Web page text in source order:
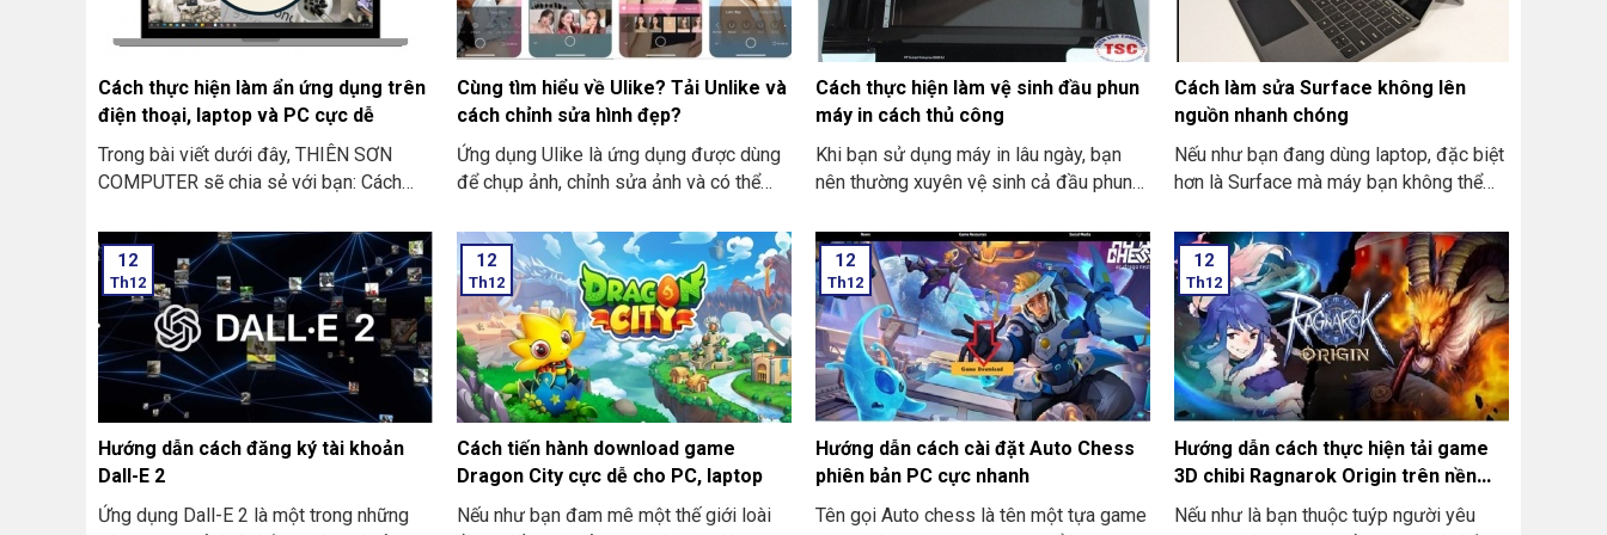
SƠN COMPUTER sẽ hướng dẫn việc
sửa lỗi BCD, Winload.exe hoặc
Windows cho bạn nhé.
quả nhất. Nó không những giúp tắt dễ
dàng. Mà bạn còn có thể thích bật nó lên
bất cứ lúc nào bạn muốn với chỉ cần 1
lần nhấp chuột mà thôi.
Cách thực hiện làm ẩn ứng dụng trên
điện thoại, laptop và PC cực dễ
Trong bài viết dưới đây, THIÊN SƠN
COMPUTER sẽ chia sẻ với bạn: Cách
thoại, laptop và PC cực dễ
Cùng tìm hiểu về Ulike? Tải Unlike và
cách chỉnh sửa hình đẹp?
Ứng dụng Ulike là ứng dụng được dùng
để chụp ảnh, chỉnh sửa ảnh và có thể
triệu người tải về và sử dụng để tạo ra
những bức ảnh cực lung linh, làn da cực
mịn màng, đôi mắt thì to tròn rất đẹp
cùng với chiếc cằm thon gọn Vline. Cùng
THIÊN SƠN COMPUTER cùng tìm hiểu
về Ulike? Tải Unlike và cách chỉnh sửa
hình đẹp?
Cách thực hiện làm vệ sinh đầu phun
máy in cách thủ công
Khi bạn sử dụng máy in lâu ngày, bạn
nên thường xuyên vệ sinh cả đầu phun
đầu phun máy in cách thủ công như nào,
hãy cùng THIÊN SƠN COMPUTER xem
thực hiện chi tiết ở dưới đây nhé.
Cách làm sửa Surface không lên
nguồn nhanh chóng
Nếu như bạn đang dùng laptop, đặc biệt
hơn là Surface mà máy bạn không thể
thì bạn đừng nên hoang mang lo lắng
quá. Cùng Thiên Sơn Computer tìm hiểu
Cách làm sửa Surface không lên nguồn
nhanh chóng.
12
Th12
Hướng dẫn cách đăng ký tài khoản
Dall-E 2
Ứng dụng Dall-E 2 là một trong những
12
Th12
Cách tiến hành download game
Dragon City cực dễ cho PC, laptop
Nếu như bạn đam mê một thế giới loài
12
Th12
Hướng dẫn cách cài đặt Auto Chess
phiên bản PC cực nhanh
Tên gọi Auto chess là tên một tựa game
12
Th12
Hướng dẫn cách thực hiện tải game
3D chibi Ragnarok Origin trên nền
tảng PC, Laptop
Nếu như là bạn thuộc tuýp người yêu